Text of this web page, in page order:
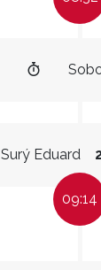
Surý Eduard
09:14